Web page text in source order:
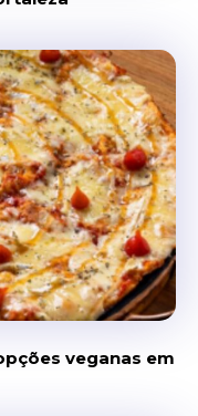
veganas em